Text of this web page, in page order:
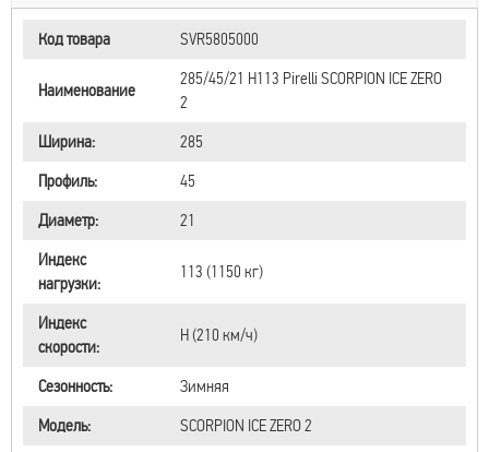
Код товара SVR5805000
Наименование
285/45/21 H113 Pirelli SCORPION ICE ZERO
2
Ширина:
285
Профиль:
45
Диаметр:
21
Индекс
нагрузки:
113 (1150 кг)
Индекс
скорости:
H (210 км/ч)
Сезонность:
Зимняя
Модель:
SCORPION ICE ZERO 2